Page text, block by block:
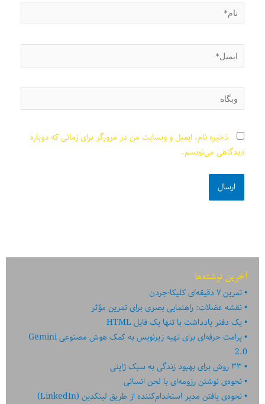
نام*
ایمیل*
وبگاه
ذخیره نام، ایمیل و وبسایت من در مرورگر برای زمانی که دوباره
دیدگاهی می‌نویسم.
آخرین نوشته‌ها
تمرین ۷ دقیقه‌ای کلیکا-جردن
نقشه عضلات: راهنمایی بصری برای تمرین مؤثر
یک دفتر یادداشت با تنها یک فایل HTML
پرامت حرفه‌ای برای تهیه زیرنویس به کمک هوش مصنوعی Gemini
2.0
۳۳ روش برای بهبود زندگی به سبک ژاپنی
نحوه‌ی نوشتن رزومه‌ای با لحن انسانی
نحوه‌ی یافتن مدیر استخدام‌کننده از طریق لینکدین (LinkedIn)